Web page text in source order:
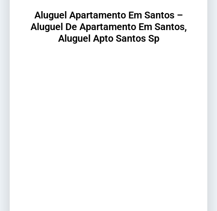
Aluguel Apartamento Em Santos –
Aluguel De Apartamento Em Santos,
Aluguel Apto Santos Sp